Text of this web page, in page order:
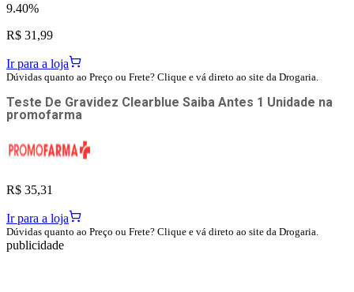
9.40%
R$ 31,99
Ir para a loja
Dúvidas quanto ao Preço ou Frete? Clique e vá direto ao site da Drogaria.
Teste De Gravidez Clearblue Saiba Antes 1 Unidade na
promofarma
R$ 35,31
Ir para a loja
Dúvidas quanto ao Preço ou Frete? Clique e vá direto ao site da Drogaria.
publicidade